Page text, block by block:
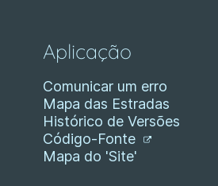
Aplicação
Comunicar um erro
Mapa das Estradas
Histórico de Versões
Código-Fonte
Mapa do 'Site'